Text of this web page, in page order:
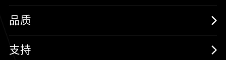
保护器件
三极管
消费电子
汽车电子
品质
可靠性实验室
支持